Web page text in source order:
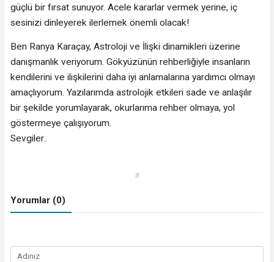
güçlü bir fırsat sunuyor. Acele kararlar vermek yerine, iç
sesinizi dinleyerek ilerlemek önemli olacak!
Ben Ranya Karaçay, Astroloji ve İlişki dinamikleri üzerine
danışmanlık veriyorum. Gökyüzünün rehberliğiyle insanların
kendilerini ve ilişkilerini daha iyi anlamalarına yardımcı olmayı
amaçlıyorum. Yazılarımda astrolojik etkileri sade ve anlaşılır
bir şekilde yorumlayarak, okurlarıma rehber olmaya, yol
göstermeye çalışıyorum.
Sevgiler..
#
Yorumlar (0)